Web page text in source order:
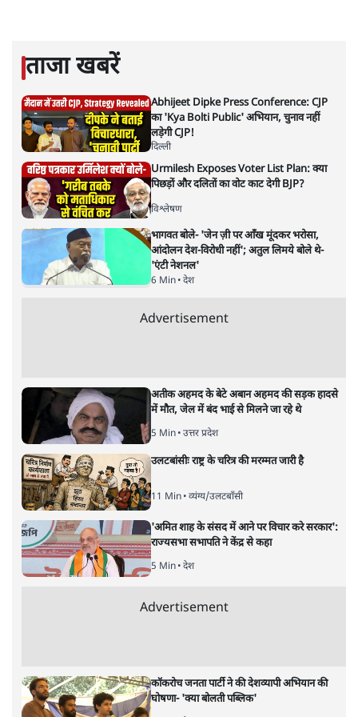
सतीश झा
सतीश झा समकालीन भारतीय भाषाई लेखन के सबसे सूक्ष्म,
विश्लेषणात्मक और मानवीय स्वरों में से एक हैं। शिक्षा, समाज,
संस्कृति और भाषा पर उनकी दृष्टि गहरी और साफ़ है। उनकी शैली—
सरल भाषा में जटिल प्रश्नों को खोलने की—उन्हें आज के
हिंदी‑हिंदुस्तानी लेखन में एक विशिष्ट स्थान देती है।
सतीश झाकी और स्टोरी पढ़ें
नतीजों पर परदे डालता घोषणा प्रधान
बजट!
अर्थतंत्र| अनन्त मित्तल| 1 FEB, 2026
अनन्त मित्तल
है? आंकड़ों, ज़मीनी हकीकत और वादों के बीच घोषणा-प्रधान बजट
केंद्रीय वित्तमंत्री निर्मला सीतारमण द्वारासंसद में प्रस्तुत साल
2026—27 का केंद्रीय बजट बीजेपी और प्रधानमंत्री नरेंद्र मोदी